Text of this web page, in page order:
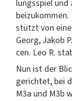
lungsspiel
stützt von
Georg, Jakob
cen. Leo R.
Nun ist der
gerichtet, bei
M3a und M3b